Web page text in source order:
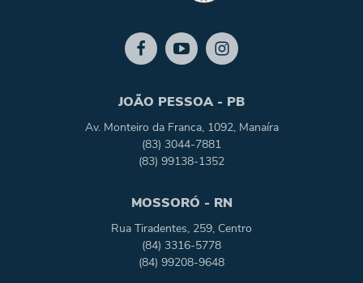
JOÃO PESSOA - PB
Av. Monteiro da Franca, 1092, Manaíra
(83) 3044-7881
(83) 99138-1352
MOSSORÓ - RN
Rua Tiradentes, 259, Centro
(84) 3316-5778
(84) 99208-9648